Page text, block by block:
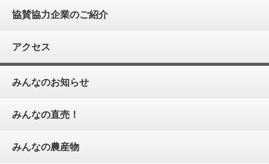
協賛協力企業のご紹介
アクセス
みんなのお知らせ
みんなの直売！
みんなの農産物